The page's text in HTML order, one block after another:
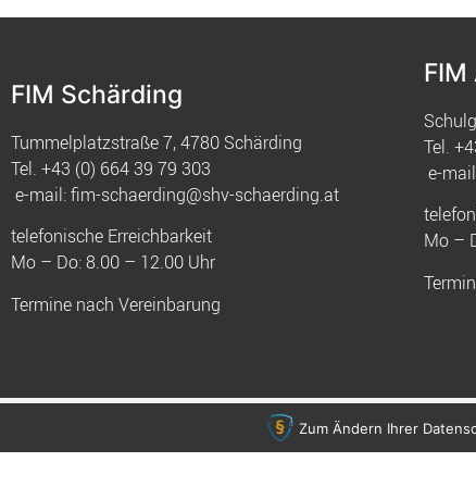
FIM Schärding
Tummelplatzstraße 7, 4780 Schärding
Tel. +43 (0) 664 39 79 303
e-mail:fim-schaerding@shv-schaerding.at
telefonische Erreichbarkeit
Mo – Do: 8.00 – 12.00 Uhr
Termine nach Vereinbarung
Tel.
e-
Mo –
Zum Ändern Ihrer